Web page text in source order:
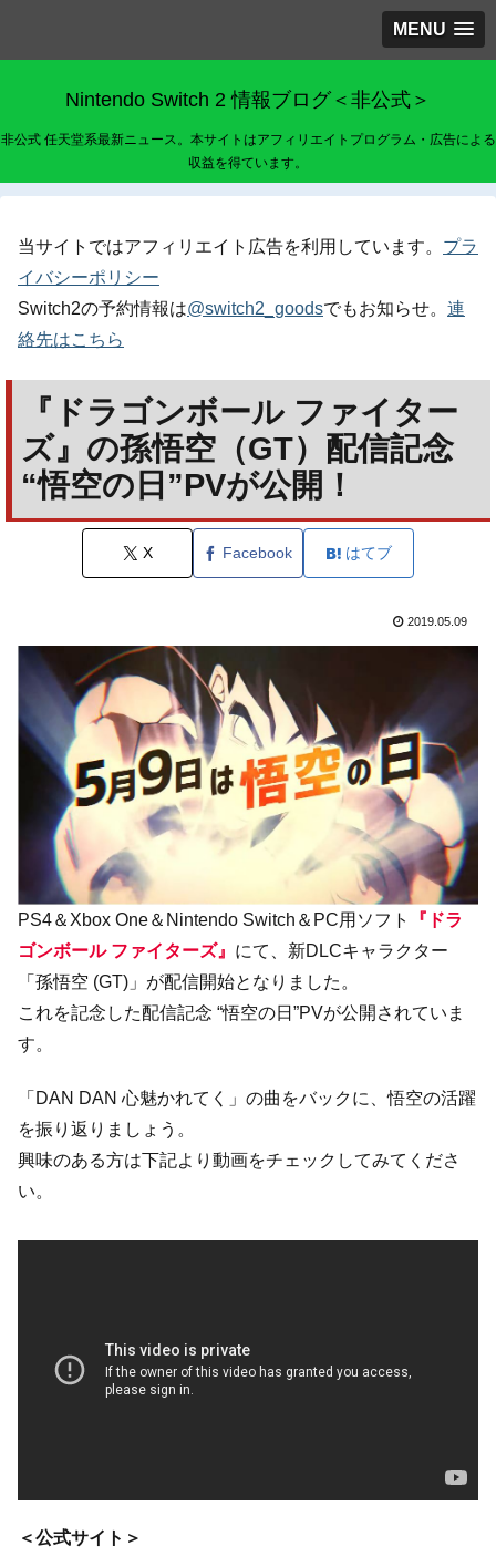
MENU
Nintendo Switch 2 情報ブログ＜非公式＞
非公式 任天堂系最新ニュース。本サイトはアフィリエイトプログラム・広告による
収益を得ています。
当サイトではアフィリエイト広告を利用しています。 プラ
イバシーポリシー
Switch2の予約情報は@switch2_goodsでもお知らせ。 連
絡先はこちら
『ドラゴンボール ファイター
ズ』の孫悟空（GT）配信記念
“悟空の日”PVが公開！
X Facebook はてブ
2019.05.09
PS4＆Xbox One＆Nintendo Switch＆PC用ソフト
『ドラ
ゴンボール ファイターズ』 にて、新DLCキャラクター
「孫悟空 (GT)」が配信開始となりました。
これを記念した配信記念 “悟空の日”PVが公開されていま
す。
「DAN DAN 心魅かれてく」の曲をバックに、悟空の活躍
を振り返りましょう。
興味のある方は下記より動画をチェックしてみてくださ
い。
＜公式サイト＞